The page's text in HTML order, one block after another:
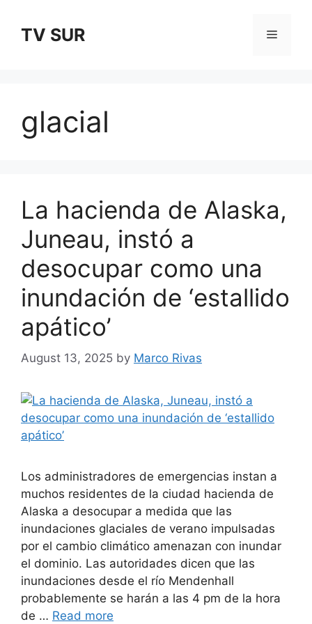
contentTV SUR Menu
glacial
La hacienda de Alaska,
Juneau, instó a
desocupar como una
inundación de ‘estallido
apático’
August 13, 2025 by Marco Rivas
Los administradores de emergencias instan a
muchos residentes de la ciudad hacienda de
Alaska a desocupar a medida que las
inundaciones glaciales de verano impulsadas
por el cambio climático amenazan con inundar
el dominio. Las autoridades dicen que las
inundaciones desde el río Mendenhall
probablemente se harán a las 4 pm de la hora
de … Read more